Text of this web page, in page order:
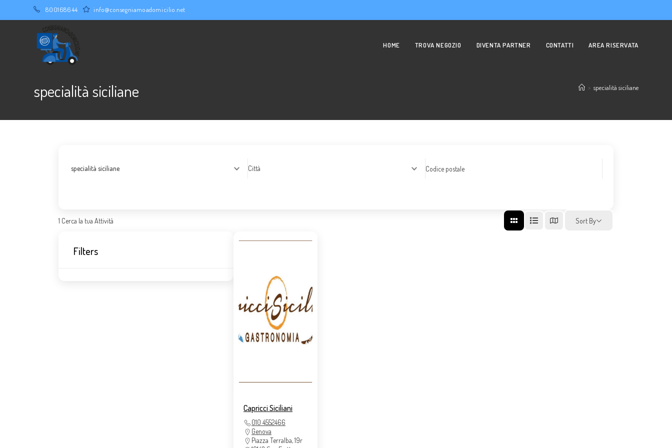
al
800168644 info@consegniamoadomicilio.net
HOME TROVA NEGOZIO DIVENTA PARTNER CONTATTI AREA RISERVATA
specialità siciliane > specialità siciliane
specialità siciliane Città Codice postale
1 Cerca la tua Attività Sort By
Filters
Capricci Siciliani
010 4552466
Genova
Piazza Terralba, 19r